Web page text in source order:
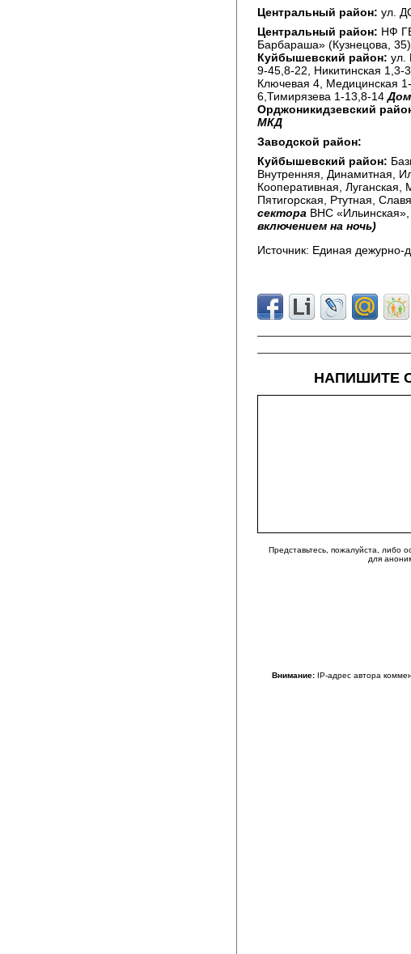
Центральный район: ул.
Центральный район: НФ
Барбараша» (Кузнецова,
Куйбышевский район: ул.
9-45,8-22, Никитинская
Ключевая 4, Медицинская
6,Тимирязева 1-13,8-14
Орджоникидзевский
МКД
Заводской район: СНТ
Куйбышевский район:
Внутренняя, Динамитная,
Кооперативная, Луганская,
Пятигорская, Ртутная,
сектора ВНС
включением на ночь)
Источник: Единая дежурно-
НАПИШИТЕ
Представьтесь, пожалуйста, либо
для
Внимание: IP-адрес автора